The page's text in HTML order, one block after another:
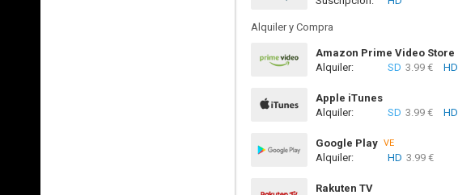
Alquiler y Compra
Amazon Prime Video Store
Alquiler:
SD 3.99 € HD
Apple iTunes
Alquiler:
SD 3.99 € HD
Google Play VE
Alquiler: HD 3.99 €
Rakuten TV